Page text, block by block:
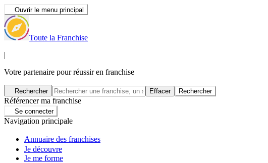
Ouvrir le menu principal
Toute la Franchise
|
Votre partenaire pour réussir en franchise
Rechercher Effacer Rechercher
Référencer ma franchise
Se connecter
Navigation principale
Annuaire des franchises
Je découvre
Je me forme